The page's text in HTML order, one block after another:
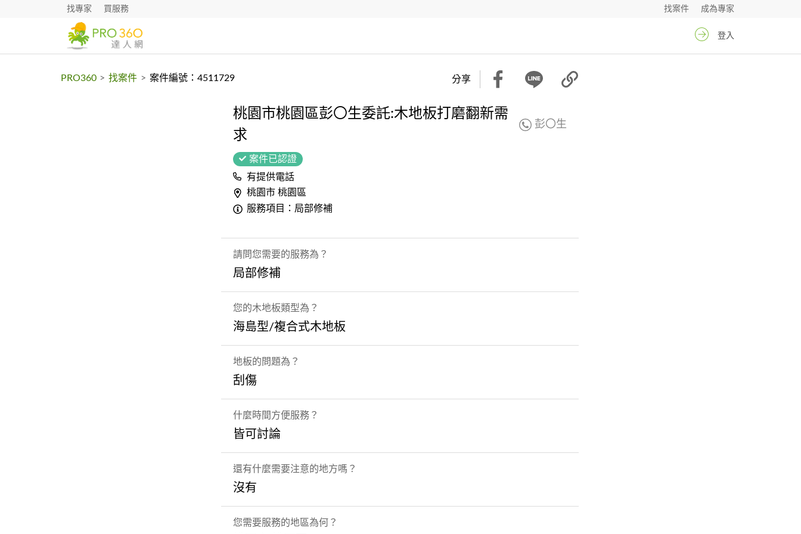
找專家 買服務 成為專家
找案件
登入
PRO360 > 找案件 > 案件編號：4511729 分享
桃園市桃園區彭〇生委託:木地板打磨翻新需
求
彭〇生
案件已認證
有提供電話
桃園市 桃園區
服務項目：局部修補
請問您需要的服務為？
局部修補
您的木地板類型為？
海島型/複合式木地板
地板的問題為？
刮傷
什麼時間方便服務？
皆可討論
還有什麼需要注意的地方嗎？
沒有
您需要服務的地區為何？